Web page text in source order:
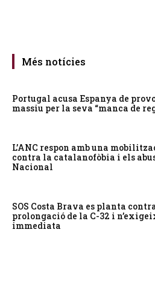
Més notícies
Portugal acusa Espanya de
massiu per la seva “manca de
L’ANC respon amb una
contra la catalanofòbia i els
Nacional
SOS Costa Brava es planta
prolongació de la C-32 i
immediata